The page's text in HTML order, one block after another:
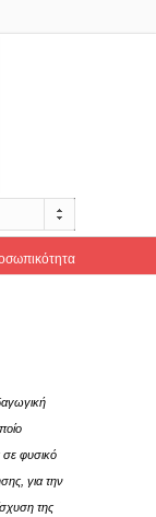
σε φυσικό
για την
της